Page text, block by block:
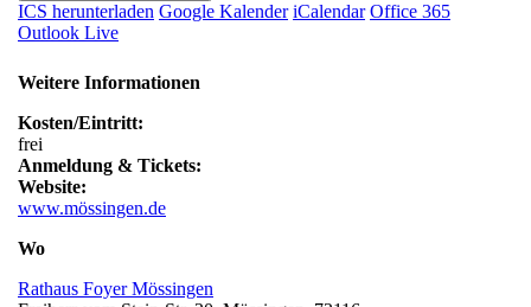
ICS herunterladen Google Kalender iCalendar Office 365
Outlook Live
Weitere Informationen
Kosten/Eintritt:
frei
Anmeldung & Tickets:
Website:
www.mössingen.de
Wo
Rathaus Foyer Mössingen